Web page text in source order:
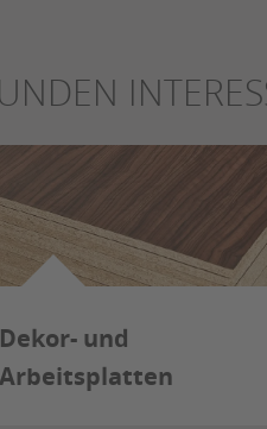
Dekor- und
Arbeitsplatten